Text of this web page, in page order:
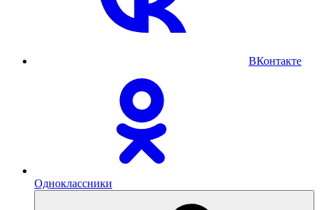
ВКонтакте
Одноклассники